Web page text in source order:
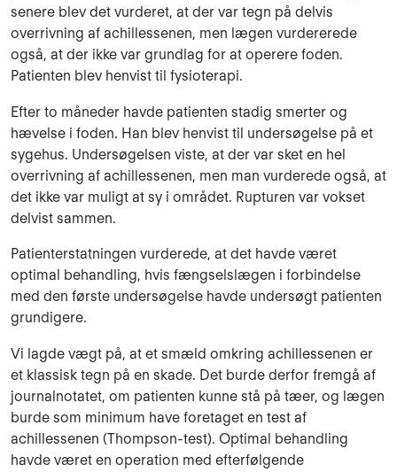
senere blev det vurderet, at der var tegn på delvis
overrivning af achillessenen, men lægen vurdererede
også, at der ikke var grundlag for at operere foden.
Patienten blev henvist til fysioterapi.
Efter to måneder havde patienten stadig smerter og
hævelse i foden. Han blev henvist til undersøgelse på et
sygehus. Undersøgelsen viste, at der var sket en hel
overrivning af achillessenen, men man vurderede også, at
det ikke var muligt at sy i området. Rupturen var vokset
delvist sammen.
Patienterstatningen vurderede, at det havde været
optimal behandling, hvis fængselslægen i forbindelse
med den første undersøgelse havde undersøgt patienten
grundigere.
Vi lagde vægt på, at et smæld omkring achillessenen er
et klassisk tegn på en skade. Det burde derfor fremgå af
journalnotatet, om patienten kunne stå på tæer, og lægen
burde som minimum have foretaget en test af
achillessenen (Thompson-test). Optimal behandling
havde været en operation med efterfølgende